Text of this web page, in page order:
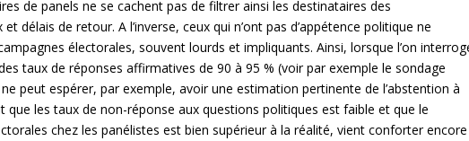
de panels ne se cachent pas de filtrer ainsi les destinataires des
délais de retour. A l’inverse, ceux qui n’ont pas d’appétence politique ne
électorales, souvent lourds et impliquants. Ainsi, lorsque l’on
taux de réponses affirmatives de 90 à 95 % (voir par exemple le sondage
peut espérer, par exemple, avoir une estimation pertinente de l’abstention à
que les taux de non-réponse aux questions politiques est faible et que le
chez les panélistes est bien supérieur à la réalité, vient conforter encore